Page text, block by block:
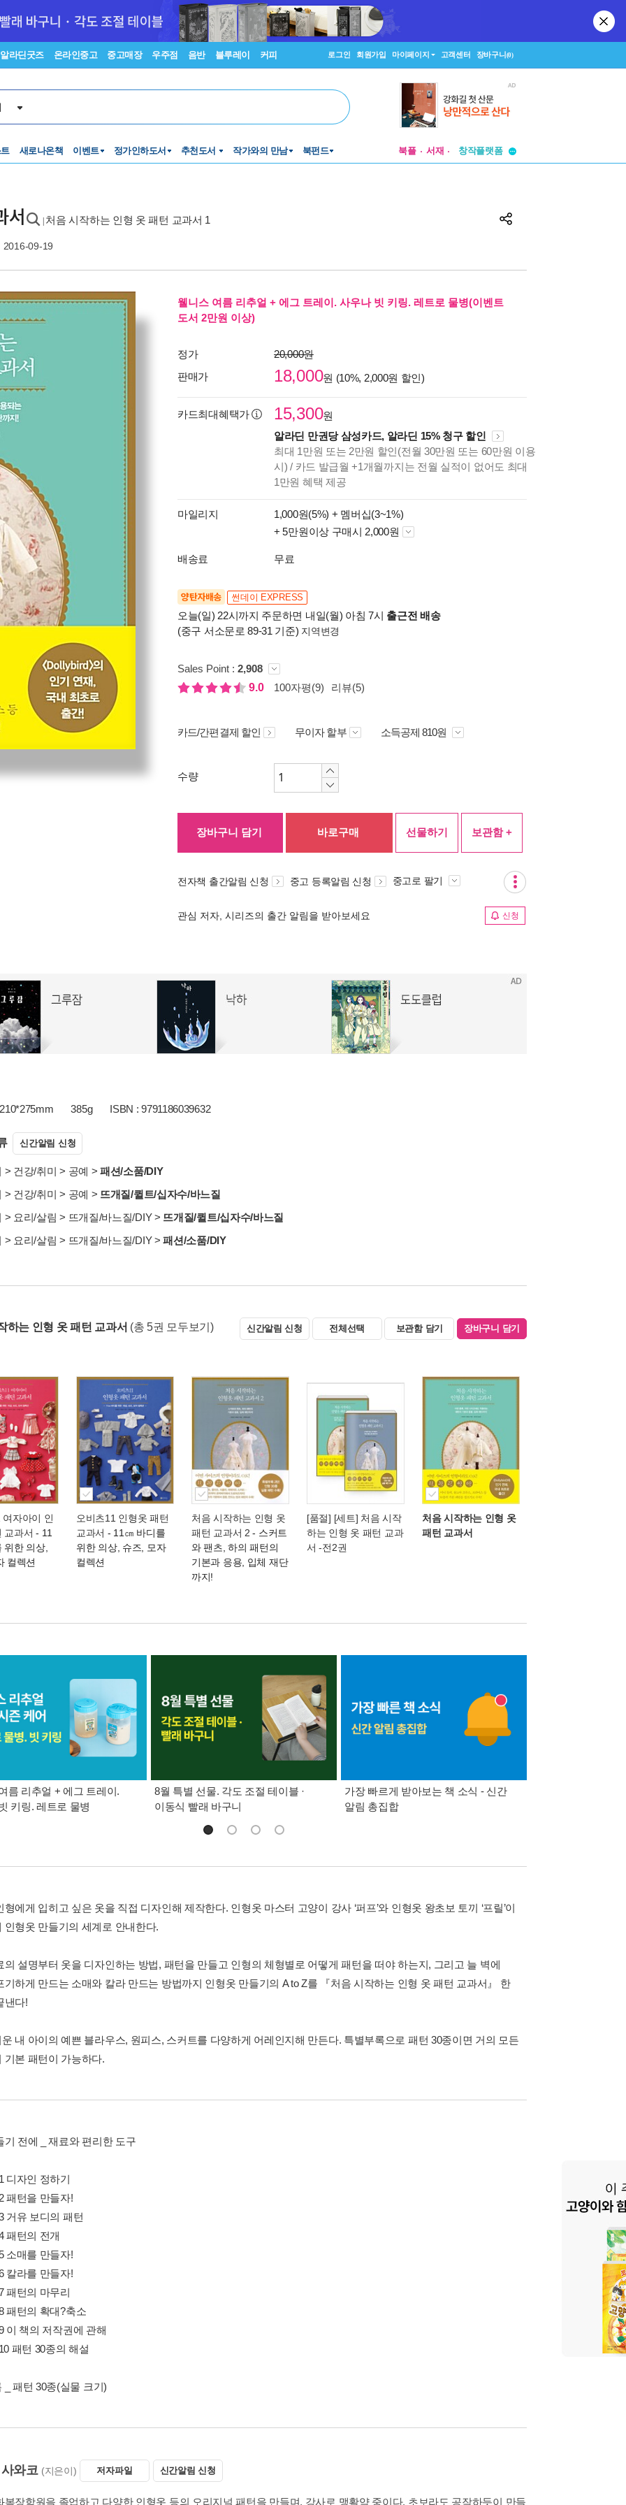
알라딘굿즈 온라인중고 중고매장 우주점 음반 블루레이 커피 로그인 회원가입 마이페이지 고객센터 장바구니(0)
새로나온책 이벤트 정가인하도서 추천도서 작가와의 만남 북펀드 북플 서재
투비컨티뉴드
투비컨티뉴드
서 처음 시작하는 인형 옷 패턴 교과서 1
2016-09-19
웰니스 여름 리추얼 + 에그 트레이. 사우나 빗 키링. 레트로 물병(이벤트
도서 2만원 이상)
정가
20,000원
판매가
18,000원 (10%, 2,000원 할인)
카드최대혜택가 15,300원
알라딘 만권당 삼성카드, 알라딘 15% 청구 할인
최대 1만원 또는 2만원 할인(전월 30만원 또는 60만원 이용
시) / 카드 발급월 +1개월까지는 전월 실적이 없어도 최대
1만원 혜택 제공
마일리지 1,000원(5%) + 멤버십(3~1%)
+ 5만원이상 구매시 2,000원
배송료 무료
양탄자배송 썬데이 EXPRESS
오늘(일) 22시까지 주문하면 내일(월) 아침 7시 출근전 배송
(중구 서소문로 89-31 기준) 지역변경
Sales Point : 2,908
9.0
100자평(9) 리뷰(5)
카드/간편결제 할인 무이자 할부 소득공제 810원
수량
장바구니 담기 바로구매 선물하기 보관함 +
전자책 출간알림 신청 중고 등록알림 신청 중고로 팔기
관심 저자, 시리즈의 출간 알림을 받아보세요 신청
210*275mm 385g ISBN : 9791186039632
신간알림 신청
> 건강/취미 > 공예 >패션/소품/DIY
> 건강/취미 > 공예 > 뜨개질/퀼트/십자수/바느질
> 요리/살림 > 뜨개질/바느질/DIY> 뜨개질/퀼트/십자수/바느질
> 요리/살림 > 뜨개질/바느질/DIY>패션/소품/DIY
하는 인형 옷 패턴 교과서 (총 5권 모두보기) 신간알림 신청 전체선택 보관함 담기 장바구니 담기
자아이 인
교과서 - 11
위한 의상,
컬렉션
오비츠11 인형옷 패턴
교과서 - 11㎝ 바디를
위한 의상, 슈즈, 모자
컬렉션
처음 시작하는 인형 옷
패턴 교과서 2 - 스커트
와 팬츠, 하의 패턴의
기본과 응용, 입체 재단
까지!
[품절] [세트] 처음 시작
하는 인형 옷 패턴 교과
서 -전2권
처음 시작하는 인형 옷
패턴 교과서
름 리추얼 + 에그 트레이.
키링. 레트로 물병
8월 특별 선물. 각도 조절 테이블 ·
이동식 빨래 바구니
가장 빠르게 받아보는 책 소식 - 신간
알림 총집합
형에게 입히고 싶은 옷을 직접 디자인해 제작한다. 인형옷 마스터 고양이 강사 ‘퍼프’와 인형옷 왕초보 토끼 ‘프릴’이
인형옷 만들기의 세계로 안내한다.
의 설명부터 옷을 디자인하는 방법, 패턴을 만들고 인형의 체형별로 어떻게 패턴을 떠야 하는지, 그리고 늘 벽에
기하게 만드는 소매와 칼라 만드는 방법까지 인형옷 만들기의 A to Z를 『처음 시작하는 인형 옷 패턴 교과서』 한
낸다!
내 아이의 예쁜 블라우스, 원피스, 스커트를 다양하게 어레인지해 만든다. 특별부록으로 패턴 30종이면 거의 모든
기본 패턴이 가능하다.
기 전에 _ 재료와 편리한 도구
디자인 정하기
패턴을 만들자!
거유 보디의 패턴
패턴의 전개
소매를 만들자!
칼라를 만들자!
패턴의 마무리
패턴의 확대?축소
이 책의 저작권에 관해
패턴 30종의 해설
_ 패턴 30종(실물 크기)
와코 (지은이) 저자파일 신간알림 신청
복장학원을 졸업하고 다양한 인형옷 등의 오리지널 패턴을 만들며, 강사로 맹활약 중이다. 초보라도 공작하듯이 만들